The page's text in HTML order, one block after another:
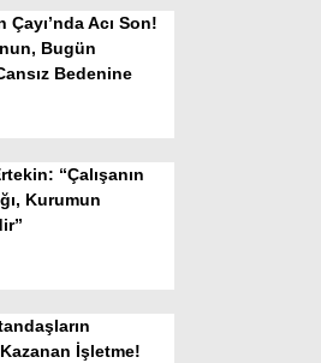
Instagram
Acı Son!
Bugün
Bedenine
“Çalışanın
Kurumun
İşletme!